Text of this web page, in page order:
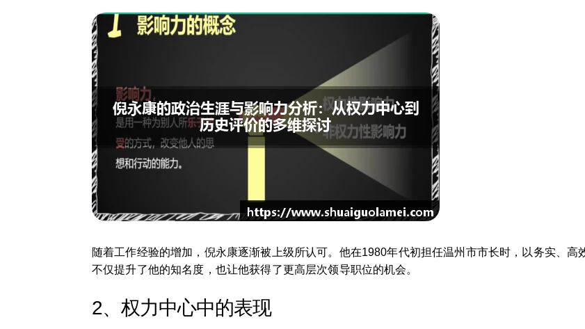
随着工作经验的增加，倪永康逐渐被上级所认可。他在1980年代初担任温州市市长时，以务实、
不仅提升了他的知名度，也让他获得了更高层次领导职位的机会。
2、权力中心中的表现